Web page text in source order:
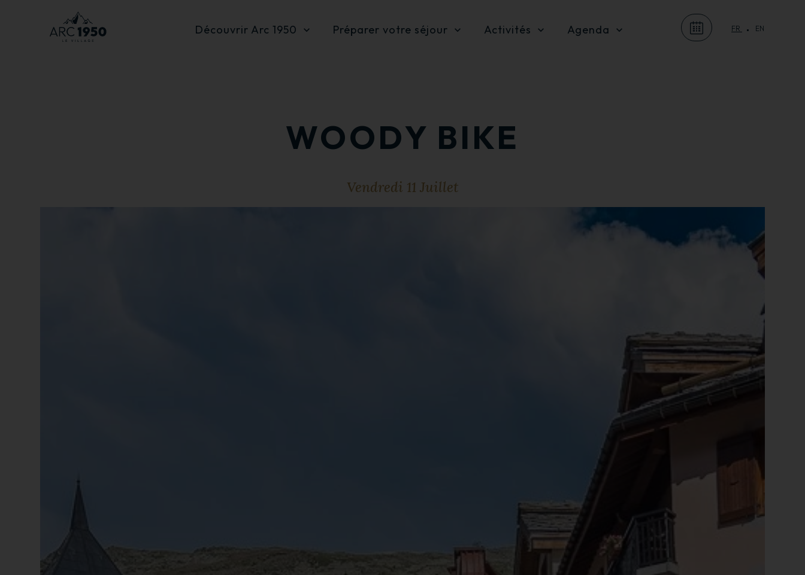
Découvrir Arc 1950 Préparer votre séjour Activités Agenda FR EN
WOODY BIKE
Vendredi 11 Juillet